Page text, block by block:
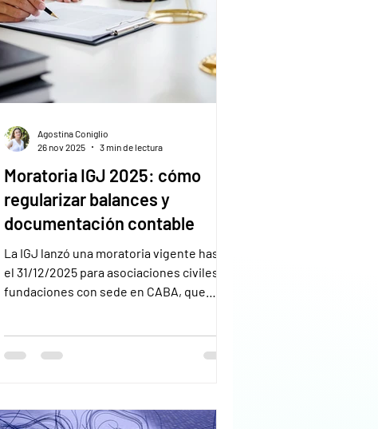
Moratoria IGJ 2025: cómo
regularizar balances y
documentación contable
La IGJ lanzó una moratoria vigente hasta
el 31/12/2025 para asociaciones civiles y
fundaciones con sede en CABA, que
años, evitando sanciones y protegiendo
contables adeudados junto con la
documentación legal y formularios
Agostina Coniglio
26 nov 2025
3 min de lectura